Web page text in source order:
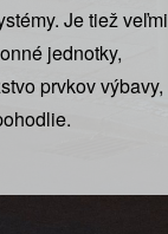
Je tiež veľmi
jednotky,
prvkov výbavy,